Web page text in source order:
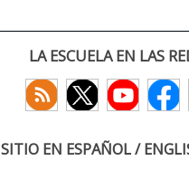
LA ESCUELA EN LAS
SITIO EN ESPAÑOL /